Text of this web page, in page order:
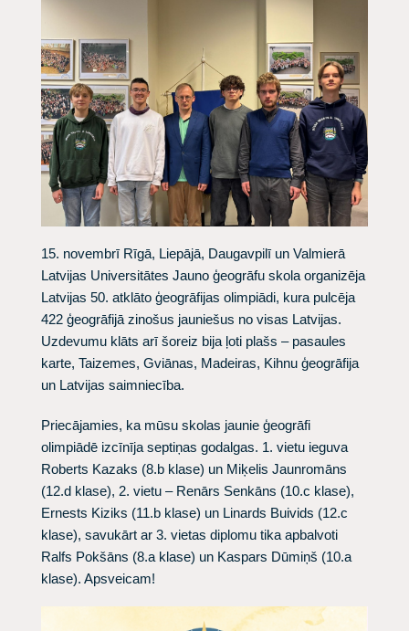
15. novembrī Rīgā, Liepājā, Daugavpilī un Valmierā
Latvijas Universitātes Jauno ģeogrāfu skola organizēja
Latvijas 50. atklāto ģeogrāfijas olimpiādi, kura pulcēja
422 ģeogrāfijā zinošus jauniešus no visas Latvijas.
Uzdevumu klāts arī šoreiz bija ļoti plašs – pasaules
karte, Taizemes, Gviānas, Madeiras, Kihnu ģeogrāfija
un Latvijas saimniecība.
Priecājamies, ka mūsu skolas jaunie ģeogrāfi
olimpiādē izcīnīja septiņas godalgas. 1. vietu ieguva
Roberts Kazaks (8.b klase) un Miķelis Jaunromāns
(12.d klase), 2. vietu – Renārs Senkāns (10.c klase),
Ernests Kiziks (11.b klase) un Linards Buivids (12.c
klase), savukārt ar 3. vietas diplomu tika apbalvoti
Ralfs Pokšāns (8.a klase) un Kaspars Dūmiņš (10.a
klase). Apsveicam!